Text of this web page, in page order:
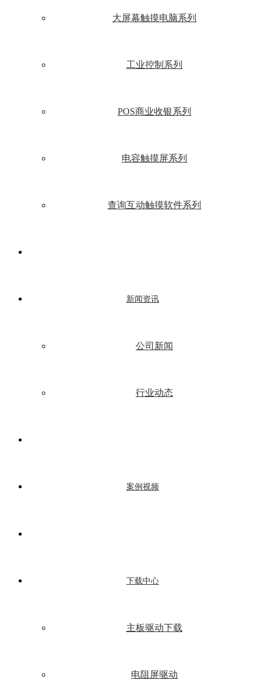
大屏幕触摸电脑系列
工业控制系列
POS商业收银系列
电容触摸屏系列
查询互动触摸软件系列
新闻资讯
公司新闻
行业动态
案例视频
下载中心
主板驱动下载
电阻屏驱动